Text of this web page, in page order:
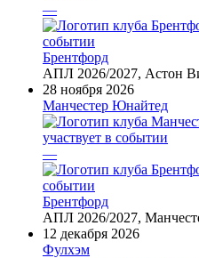
—
Брентфорд
АПЛ 2026/2027, Астон
28 ноября 2026
Манчестер Юнайтед
—
Брентфорд
АПЛ 2026/2027,
12 декабря 2026
Фулхэм